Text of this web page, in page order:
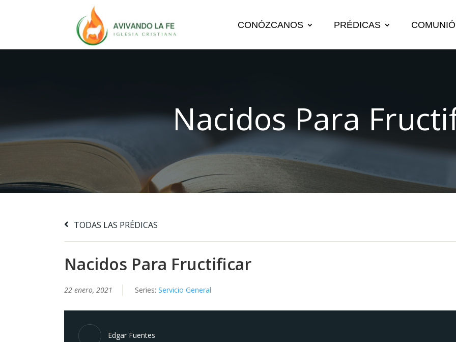
CONÓZCANOS PRÉDICAS
Nacidos Para
TODAS LAS PRÉDICAS
Nacidos Para Fructificar
22 enero, 2021 Series: Servicio General
Edgar Fuentes